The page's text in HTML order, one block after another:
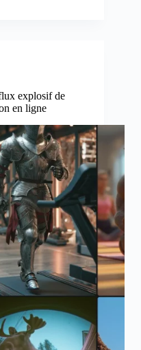
explosif de
en ligne